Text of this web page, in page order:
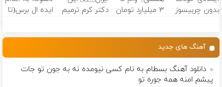
بدون چربیسوز
بده)
۳ میلیارد تومان
دکتر کرم ترمیم
ایده ال برس(تا
آهنگ های جدید
دانلود آهنگ بسطام به نام کسی نیومده نه به جون تو جات
پیشم امنه همه جوره تو